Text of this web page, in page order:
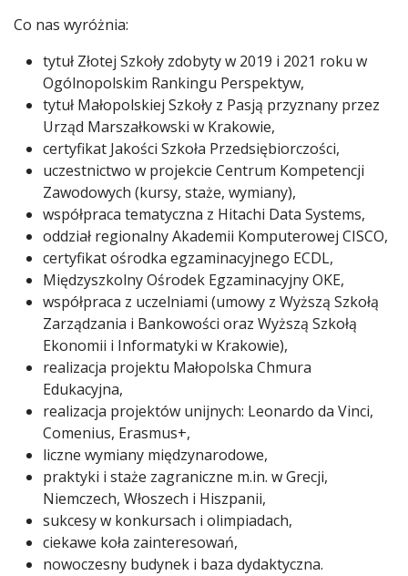
Co nas wyróżnia:
tytuł Złotej Szkoły zdobyty w 2019 i 2021 roku w
Ogólnopolskim Rankingu Perspektyw,
tytuł Małopolskiej Szkoły z Pasją przyznany przez
Urząd Marszałkowski w Krakowie,
certyfikat Jakości Szkoła Przedsiębiorczości,
uczestnictwo w projekcie Centrum Kompetencji
Zawodowych (kursy, staże, wymiany),
współpraca tematyczna z Hitachi Data Systems,
oddział regionalny Akademii Komputerowej CISCO,
certyfikat ośrodka egzaminacyjnego ECDL,
Międzyszkolny Ośrodek Egzaminacyjny OKE,
współpraca z uczelniami (umowy z Wyższą Szkołą
Zarządzania i Bankowości oraz Wyższą Szkołą
Ekonomii i Informatyki w Krakowie),
realizacja projektu Małopolska Chmura
Edukacyjna,
realizacja projektów unijnych: Leonardo da Vinci,
Comenius, Erasmus+,
liczne wymiany międzynarodowe,
praktyki i staże zagraniczne m.in. w Grecji,
Niemczech, Włoszech i Hiszpanii,
sukcesy w konkursach i olimpiadach,
ciekawe koła zainteresowań,
nowoczesny budynek i baza dydaktyczna.